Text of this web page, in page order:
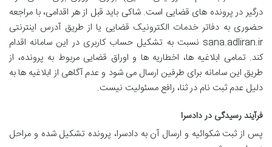
درگیر در پرونده های قضایی است. شاکی باید قبل از هر اقدامی، با مراجعه
حضوری به دفاتر خدمات الکترونیک قضایی یا از طریق آدرس اینترنتی
sana.adliran.ir نسبت به تشکیل حساب کاربری در این سامانه اقدام
کند. تمامی ابلاغیه ها، اخطاریه ها و اوراق قضایی مربوط به پرونده، از
طریق این سامانه برای طرفین ارسال می شود و عدم آگاهی از ابلاغیه ها به
دلیل عدم ثبت نام در ثنا، رافع مسئولیت نیست.
فرآیند رسیدگی در دادسرا
پس از ثبت شکوائیه و ارسال آن به دادسرا، پرونده تشکیل شده و مراحل